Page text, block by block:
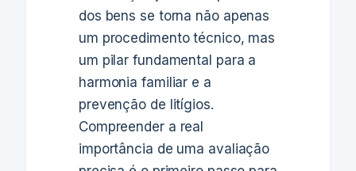
dos bens se torna não apenas
um procedimento técnico, mas
um pilar fundamental para a
harmonia familiar e a
prevenção de litígios.
Compreender a real
importância de uma avaliação